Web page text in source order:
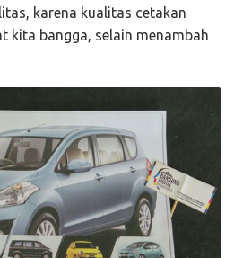
karena kualitas cetakan
kita bangga, selain menambah